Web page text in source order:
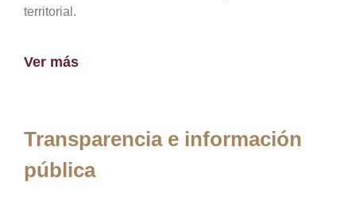
territorial.
Ver más
Transparencia e información
pública